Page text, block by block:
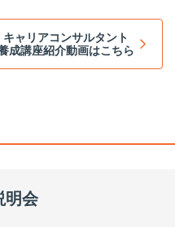
キャリアコンサルタント
成講座紹介動画はこちら
明会